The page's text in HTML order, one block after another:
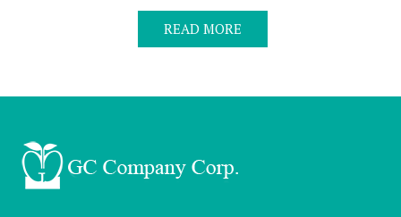
READ MORE